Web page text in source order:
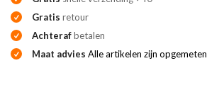
Gratis retour
Achterafbetalen
Maat advies Alle artikelen zijn opgemeten